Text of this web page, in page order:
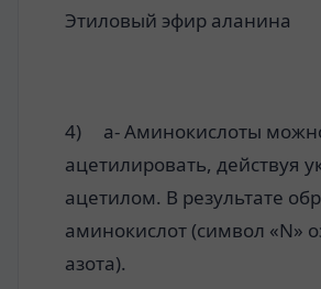
Этиловый эфир аланина
4) a- Аминокислоты можно
ацетилировать, действуя
ацетилом. В результате
аминокислот (символ «N»
азота).